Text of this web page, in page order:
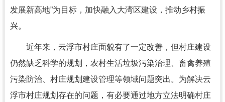
发展新高地”为目标，加快融入大湾区建设，推动乡村振
兴。
近年来，云浮市村庄面貌有了一定改善，但村庄建设
仍然缺乏科学的规划，农村生活垃圾污染治理、畜禽养殖
污染防治、村庄规划建设管理等领域问题突出。为解决云
浮市村庄规划存在的问题，有必要通过地方立法明确村庄